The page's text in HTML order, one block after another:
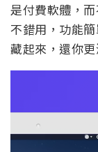
是付費軟體，
不錯用，功能
藏起來，還你更